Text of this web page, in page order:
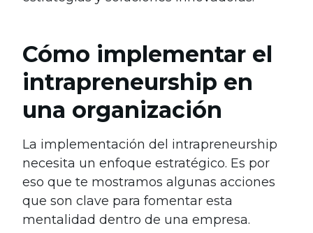
Cómo implementar el
intrapreneurship en
una organización
La implementación del intrapreneurship
necesita un enfoque estratégico. Es por
eso que te mostramos algunas acciones
que son clave para fomentar esta
mentalidad dentro de una empresa.